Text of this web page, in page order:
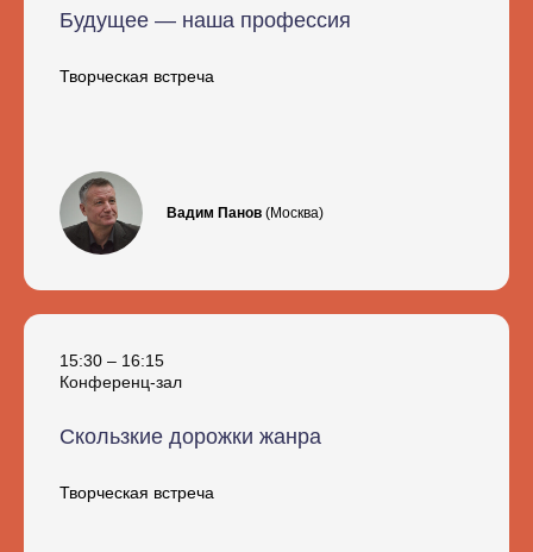
Будущее — наша профессия
Творческая встреча
Вадим Панов (Москва)
15:30 – 16:15
Конференц-зал
Скользкие дорожки жанра
Творческая встреча